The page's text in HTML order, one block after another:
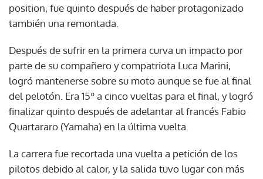
position, fue quinto después de haber protagonizado
también una remontada.
Después de sufrir en la primera curva un impacto por
parte de su compañero y compatriota Luca Marini,
logró mantenerse sobre su moto aunque se fue al final
del pelotón. Era 15º a cinco vueltas para el final, y logró
finalizar quinto después de adelantar al francés Fabio
Quartararo (Yamaha) en la última vuelta.
La carrera fue recortada una vuelta a petición de los
pilotos debido al calor, y la salida tuvo lugar con más